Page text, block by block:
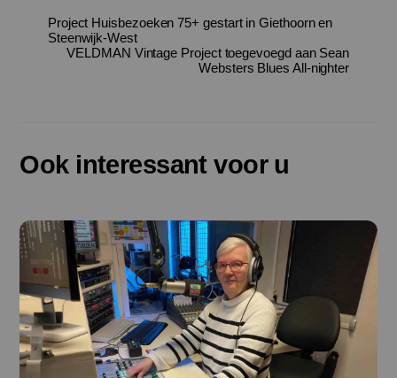
Project Huisbezoeken 75+ gestart in Giethoorn en
Steenwijk-West
VELDMAN Vintage Project toegevoegd aan Sean
Websters Blues All-nighter
Ook interessant voor u